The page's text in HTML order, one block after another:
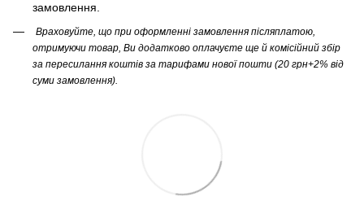
замовлення.
Враховуйте, що при оформленні замовлення післяплатою,
отримуючи товар, Ви додатково оплачуєте ще й комісійний збір
за пересилання коштів за тарифами нової пошти (20 грн+2% від
суми замовлення).